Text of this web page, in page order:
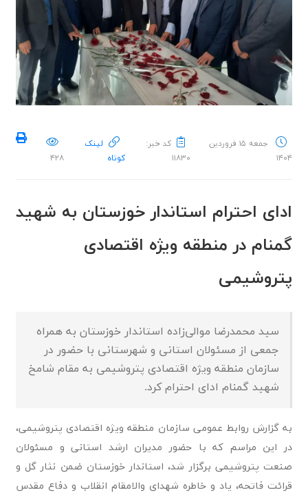
جمعه ۱۵ فروردین
۱۴۰۴
کد خبر:
۱۱۸۳۰
لینک
کوتاه
۴۲۸
ادای احترام استاندار خوزستان به شهید
گمنام در منطقه ویژه اقتصادی
پتروشیمی
سید محمدرضا موالی‌زاده استاندار خوزستان به همراه
جمعی از مسئولان استانی و شهرستانی با حضور در
سازمان منطقه ویژه اقتصادی پتروشیمی به مقام شامخ
شهید گمنام ادای احترام کرد.
به گزارش روابط عمومی سازمان منطقه ویژه اقتصادی پتروشیمی،
در این مراسم که با حضور مدیران ارشد استانی و مسئولان
صنعت پتروشیمی برگزار شد، استاندار خوزستان ضمن نثار گل و
قرائت فاتحه، یاد و خاطره شهدای والامقام انقلاب و دفاع مقدس